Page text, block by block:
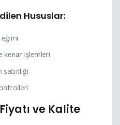
Hususlar:
kenar işlemleri
sabitliği
ve Kalite